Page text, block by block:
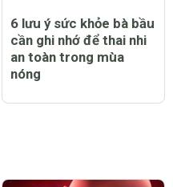
6 lưu ý sức khỏe bà bầu
cần ghi nhớ để thai nhi
an toàn trong mùa
nóng